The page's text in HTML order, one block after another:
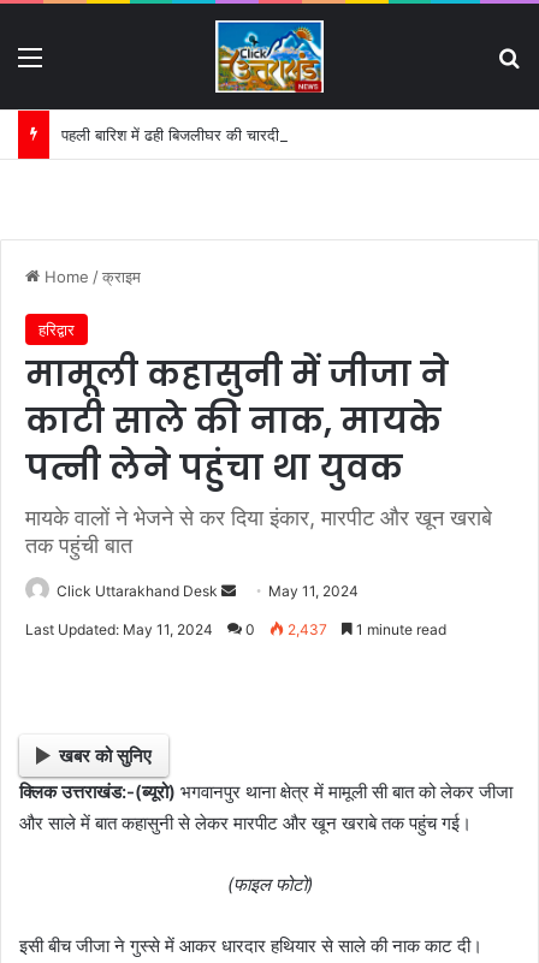
पहली बारिश में ढही बिजलीघर की चारदीवारी:
Home /क्राइम
हरिद्वार
मामूली कहासुनी में जीजा ने
काटी साले की नाक, मायके
पत्नी लेने पहुंचा था युवक
मायके वालों ने भेजने से कर दिया इंकार, मारपीट और खून खराबे
तक पहुंची बात
Click Uttarakhand Desk
e
m
a
l
May 11, 2024
Last Updated: May 11, 2024 0 2,437 1 minute read
खबर को सुनिए
क्लिक उत्तराखंड:-(ब्यूरो) भगवानपुर थाना क्षेत्र में मामूली सी बात को लेकर जीजा
और साले में बात कहासुनी से लेकर मारपीट और खून खराबे तक पहुंच गई।
(फाइल फोटो)
इसी बीच जीजा ने गुस्से में आकर धारदार हथियार से साले की नाक काट दी।